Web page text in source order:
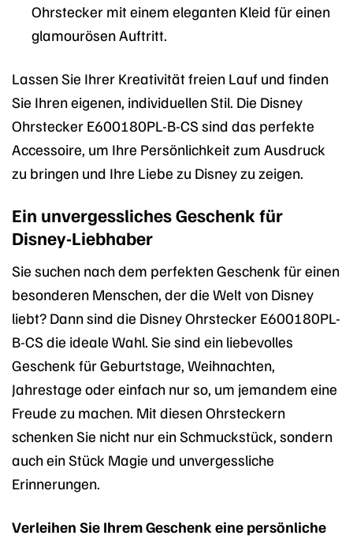
Ohrstecker mit einem eleganten Kleid für einen
glamourösen Auftritt.
Lassen Sie Ihrer Kreativität freien Lauf und finden
Sie Ihren eigenen, individuellen Stil. Die Disney
Ohrstecker E600180PL-B-CS sind das perfekte
Accessoire, um Ihre Persönlichkeit zum Ausdruck
zu bringen und Ihre Liebe zu Disney zu zeigen.
Ein unvergessliches Geschenk für
Disney-Liebhaber
Sie suchen nach dem perfekten Geschenk für einen
besonderen Menschen, der die Welt von Disney
liebt? Dann sind die Disney Ohrstecker E600180PL-
B-CS die ideale Wahl. Sie sind ein liebevolles
Geschenk für Geburtstage, Weihnachten,
Jahrestage oder einfach nur so, um jemandem eine
Freude zu machen. Mit diesen Ohrsteckern
schenken Sie nicht nur ein Schmuckstück, sondern
auch ein Stück Magie und unvergessliche
Erinnerungen.
Verleihen Sie Ihrem Geschenk eine persönliche